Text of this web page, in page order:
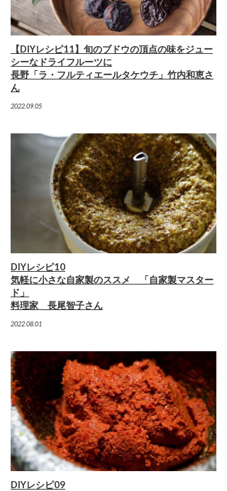
【DIYレシピ11】旬のブドウの頂点の味をジュー
シーなドライフルーツに
長野「ラ・フルティエールタケウチ」竹内和恵さ
ん
2022.09.05
DIYレシピ10
気軽に小さな自家製のススメ 「自家製マスター
ド」
料理家 長尾智子さん
2022.08.01
DIYレシピ09